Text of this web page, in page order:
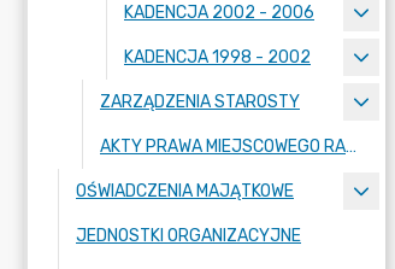
KADENCJA 2002 - 2006
KADENCJA 1998 - 2002
ZARZĄDZENIA STAROSTY
AKTY PRAWA MIEJSCOWEGO RADY POWIATU ZGORZELECKIEGO
OŚWIADCZENIA MAJĄTKOWE
JEDNOSTKI ORGANIZACYJNE